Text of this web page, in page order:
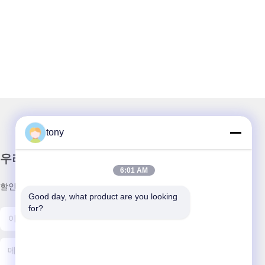
우리 뉴스레터
할인 및 더 많은 정보를 얻기 위해 뉴스레터에 가입하십시오.
tony
6:01 AM
Good day, what product are you looking
for?